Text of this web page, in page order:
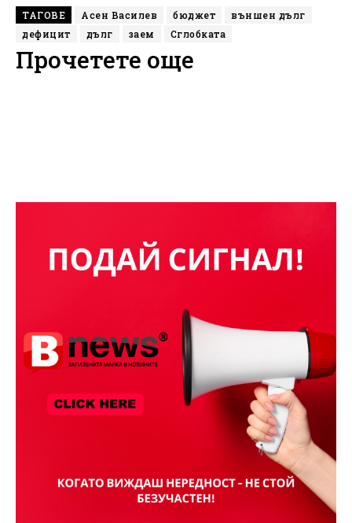
ТАГОВЕ Асен Василев бюджет
външен дълг
дефицит
дълг заем Сглобката
Прочетете още